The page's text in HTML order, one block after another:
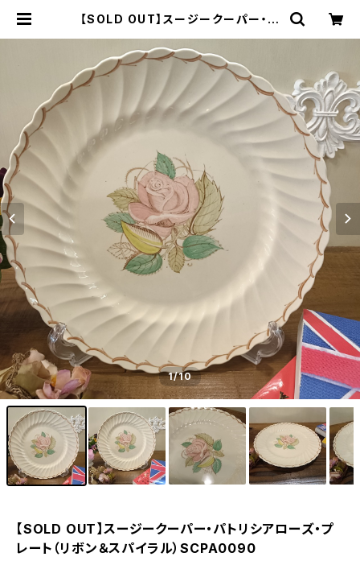
【SOLD OUT】スージークーパー・パ
パイラル）SCPA0090 | Gallery
Miko-Nonno：スージークーパー・
サルグミンヌなど、アンティーク・ライ
フを提案！
1/10
【SOLD OUT】スージークーパー・パトリシアローズ・プ
レート（リボン＆スパイラル）SCPA0090